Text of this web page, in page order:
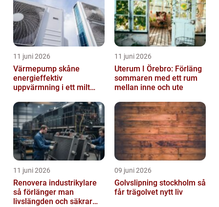
11 juni 2026
Värmepump skåne
energieffektiv
uppvärmning i ett milt
11 juni 2026
Uterum I Örebro: Förläng
sommaren med ett rum
mellan inne och ute
11 juni 2026
Renovera industrikylare
så förlänger man
livslängden och säkrar
09 juni 2026
Golvslipning stockholm så
får trägolvet nytt liv